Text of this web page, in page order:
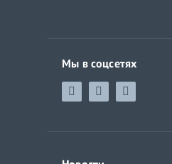
Мы в соцсетях